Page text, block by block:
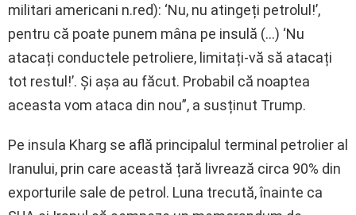
militari americani n.red): ‘Nu, nu atingeți petrolul!’,
pentru că poate punem mâna pe insulă (…) ‘Nu
atacați conductele petroliere, limitați-vă să atacați
tot restul!’. Și așa au făcut. Probabil că noaptea
aceasta vom ataca din nou”, a susținut Trump.
Pe insula Kharg se află principalul terminal petrolier al
Iranului, prin care această țară livrează circa 90% din
exporturile sale de petrol. Luna trecută, înainte ca